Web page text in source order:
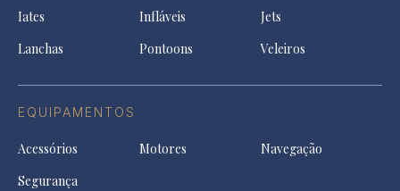
Iates Infláveis
Jets
Lanchas
Pontoons Veleiros
EQUIPAMENTOS
Acessórios Motores
Navegação
Segurança